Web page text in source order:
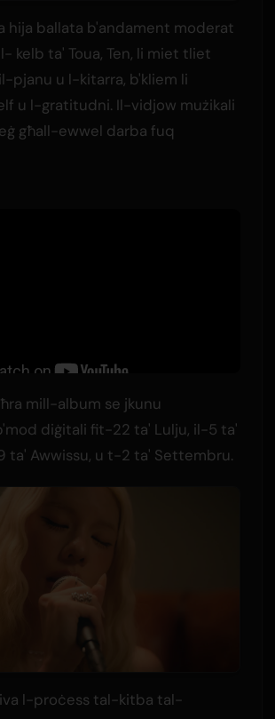
hija ballata b'andament moderat
kelb ta' Toua, Ten, li miet tliet
pjanu u l-kitarra, b'kliem li
u l-gratitudni. Il-vidjow mużikali
għall-ewwel darba fuq
mill-album se jkunu
diġitali fit-22 ta' Lulju, il-5 ta'
ta' Awwissu, u t-2 ta' Settembru.
l-proċess tal-kitba tal-